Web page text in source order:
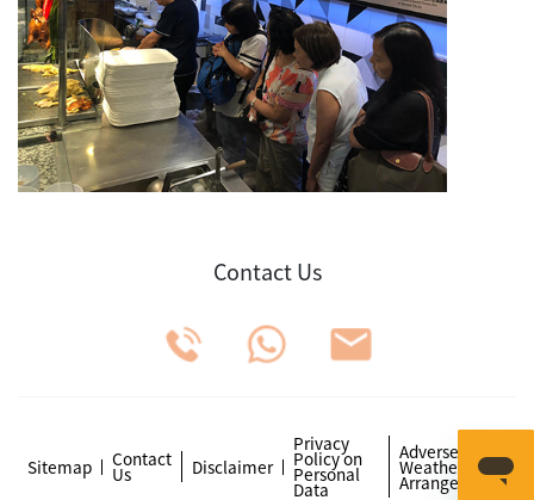
Contact Us
Sitemap Contact
Us Disclaimer
Privacy
Policy on
Personal
Data
Adverse
Weather
Arrangements